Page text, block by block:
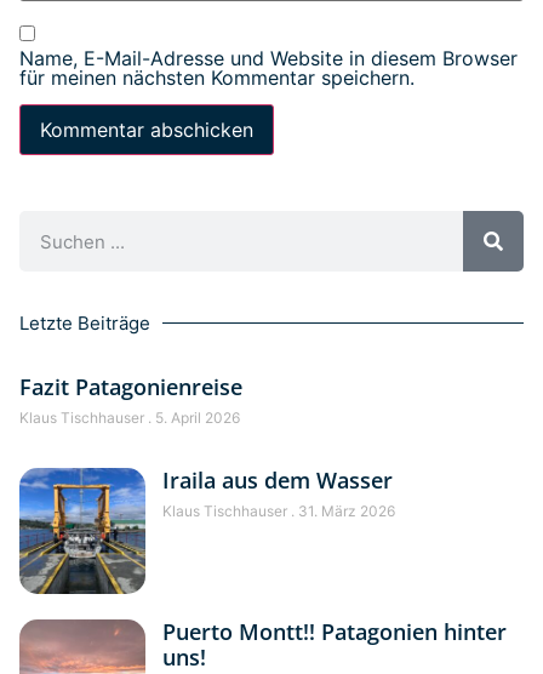
Name, E-Mail-Adresse und Website in diesem Browser
für meinen nächsten Kommentar speichern.
Letzte Beiträge
Fazit Patagonienreise
Klaus Tischhauser 5. April 2026
Iraila aus dem Wasser
Klaus Tischhauser 31. März 2026
Puerto Montt!! Patagonien hinter
uns!